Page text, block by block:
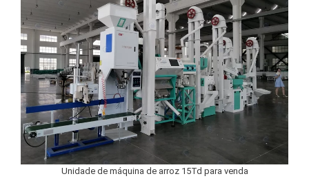
Unidade de máquina de arroz 15Td para venda